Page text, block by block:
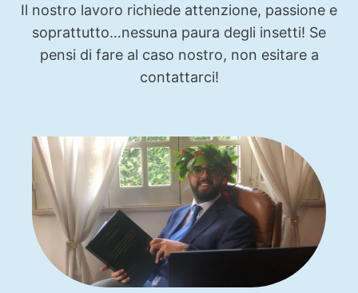
Il nostro lavoro richiede attenzione, passione e
soprattutto…nessuna paura degli insetti! Se
pensi di fare al caso nostro, non esitare a
contattarci!